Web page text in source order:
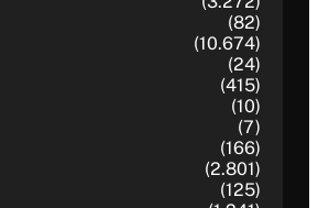
(82)
(10.674)
(24)
(415)
(10)
(7)
(166)
(2.801)
(125)